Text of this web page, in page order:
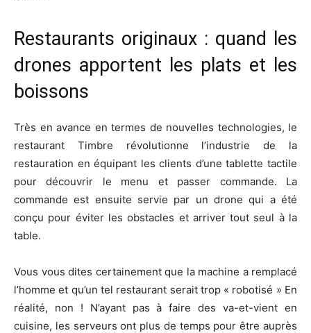
Restaurants originaux : quand les
drones apportent les plats et les
boissons
Très en avance en termes de nouvelles technologies, le
restaurant Timbre révolutionne l’industrie de la
restauration en équipant les clients d’une tablette tactile
pour découvrir le menu et passer commande. La
commande est ensuite servie par un drone qui a été
conçu pour éviter les obstacles et arriver tout seul à la
table.
Vous vous dites certainement que la machine a remplacé
l’homme et qu’un tel restaurant serait trop « robotisé » En
réalité, non ! N’ayant pas à faire des va-et-vient en
cuisine, les serveurs ont plus de temps pour être auprès